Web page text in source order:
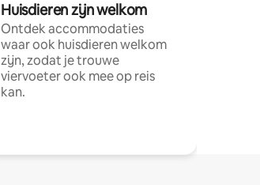
Huisdieren zijn welkom
Ontdek accommodaties
waar ook huisdieren welkom
zijn, zodat je trouwe
viervoeter ook mee op reis
kan.